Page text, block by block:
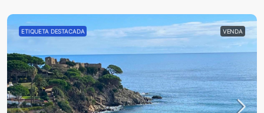
ETIQUETA DESTACADA VENDA